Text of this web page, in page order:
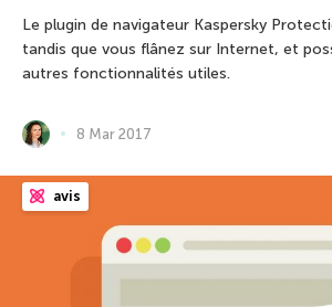
Le plugin de navigateur Kaspersky
tandis que vous flânez sur Internet, et
autres fonctionnalités utiles.
8 Mar 2017
avis